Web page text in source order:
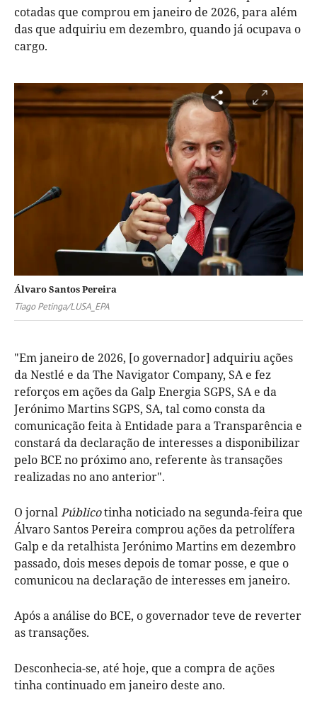
cotadas que comprou em janeiro de 2026, para além
das que adquiriu em dezembro, quando já ocupava o
cargo.
Álvaro Santos Pereira
Tiago Petinga/LUSA_EPA
"Em janeiro de 2026, [o governador] adquiriu ações
da Nestlé e da The Navigator Company, SA e fez
reforços em ações da Galp Energia SGPS, SA e da
Jerónimo Martins SGPS, SA, tal como consta da
comunicação feita à Entidade para a Transparência e
constará da declaração de interesses a disponibilizar
pelo BCE no próximo ano, referente às transações
realizadas no ano anterior".
O jornalPúblicotinha noticiado na segunda-feira que
Álvaro Santos Pereira comprou ações da petrolífera
Galp e da retalhista Jerónimo Martins em dezembro
passado, dois meses depois de tomar posse, e que o
comunicou na declaração de interesses em janeiro.
Após a análise do BCE, o governador teve de reverter
as transações.
Desconhecia-se, até hoje, que a compra de ações
tinha continuado em janeiro deste ano.